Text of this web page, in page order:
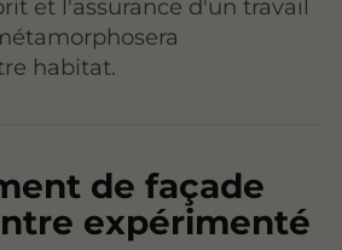
et l'assurance d'un travail
habitat.
de façade
expérimenté